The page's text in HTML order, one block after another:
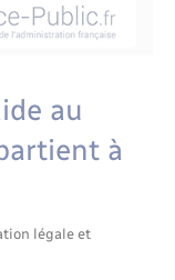
au
à
légale et